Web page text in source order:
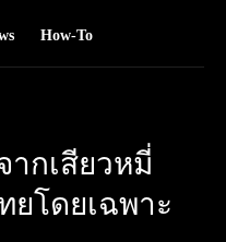
How-To
ากเสียวหมี่
ยโดยเฉพาะ